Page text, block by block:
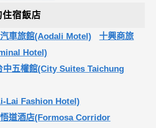
住宿飯店
車旅館(Aodali Motel)
十興商旅
Hotel)
中五權館(City Suites Taichung
Lai Fashion Hotel)
道酒店(Formosa Corridor